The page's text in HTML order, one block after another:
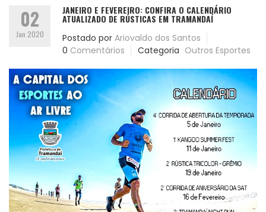
02
Jan 2020
JANEIRO E FEVEREIRO: CONFIRA O CALENDÁRIO
ATUALIZADO DE RÚSTICAS EM TRAMANDAÍ
Postado por Ariovaldo dos Santos
0 Comentários Categoria Outros Esportes